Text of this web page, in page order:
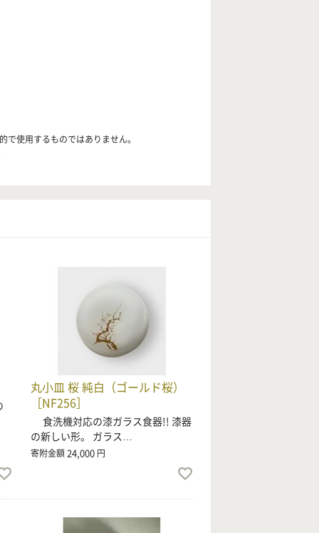
使用するものではありません。
丸小皿 桜 純白（ゴールド桜）
［NF256］
食洗機対応の漆ガラス食器!! 漆器
の新しい形。 ガラス…
寄附金額24,000 円